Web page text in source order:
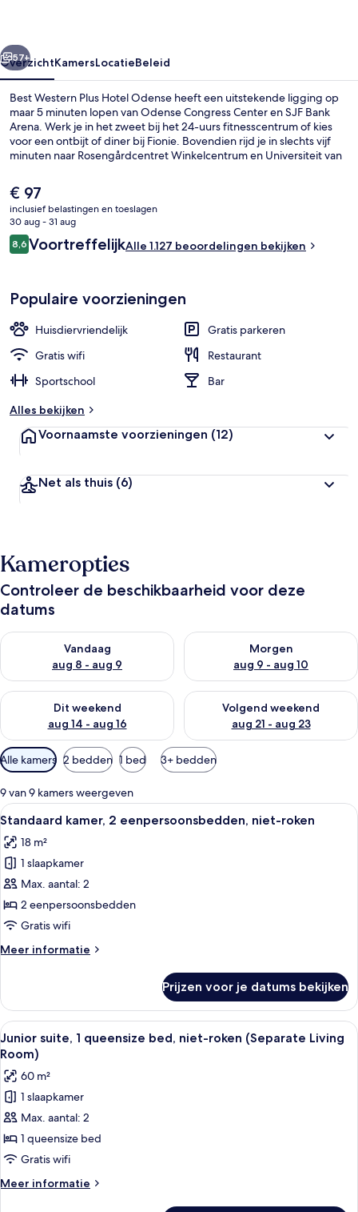
Volgende
57+
OverzichtKamersLocatieBeleid
Best Western Plus Hotel Odense heeft een uitstekende ligging op
maar 5 minuten lopen van Odense Congress Center en SJF Bank
Arena. Werk je in het zweet bij het 24-uurs fitnesscentrum of kies
voor een ontbijt of diner bij Fionie. Bovendien rijd je in slechts vijf
minuten naar Rosengårdcentret Winkelcentrum en Universiteit van
De
huidige
prijs
is
€ 97
€ 97
inclusief belastingen en toeslagen
30 aug - 31 aug
Beoordelingen
8,68,6 op 10 –
VoortreffelijkAlle 1.127 beoordelingen bekijken
Populaire voorzieningen
Huisdiervriendelijk
Gratis parkeren
Gratis wifi
Restaurant
Sportschool
Bar
Alles bekijken
Voornaamste voorzieningen (12)
Net als thuis (6)
Kameropties
Controleer de beschikbaarheid voor deze
datums
Vandaag
aug 8 - aug 9
De beschikbaarheid controleren voor vanavond aug 8 - aug 9
Morgen
aug 9 - aug 10
De beschikbaarheid
Dit weekend
aug 14 - aug 16
De beschikbaarheid controleren voor dit weekend aug 14 -
Volgend weekend
aug 21 - aug 23
De beschikbaarheid
Beschikbare
filters
voor
kamers
Alle kamers 2 bedden 1 bed 3+ bedden
9 van 9 kamers weergeven
Alle
foto's
voor
Standaard
kamer,
2
eenpersoonsbedden,
roken
Een hotelkamer met een bed, een
5
Standaard kamer, 2 eenpersoonsbedden, niet-roken
18 m²
1 slaapkamer
Max. aantal: 2
2 eenpersoonsbedden
Gratis wifi
Meer informatie
Meer
kamer,
eenpersoonsbedden,
niet-
Prijzen voor je datums bekijken
Alle
foto's
voor
Junior
suite,
1
queensize
bed,
niet-
roken
Een moderne hotelkamer met een
7
Junior suite, 1 queensize bed, niet-roken (Separate Living
Room)
60 m²
1 slaapkamer
Max. aantal: 2
1 queensize bed
Gratis wifi
Meer informatie
Meer